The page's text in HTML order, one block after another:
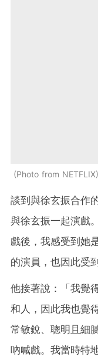
Photo from NETFLIX
談到與徐玄振合作
與徐玄振一起演戲
戲後，我感受到她
的演員，也因此受
他接著說：「我覺
和人，因此我也覺
常敏銳、聰明且細
吶喊戲。我當時特